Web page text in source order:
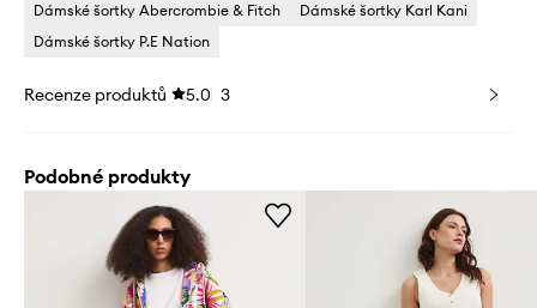
Dámské šortky Abercrombie & Fitch
Dámské šortky Karl Kani
Dámské šortky P.E Nation
Recenze produktů 5.0 3
Podobné produkty